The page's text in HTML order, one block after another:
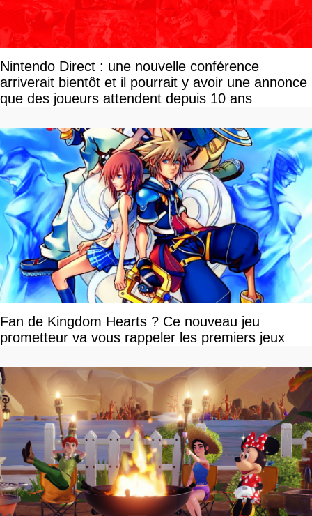
Nintendo Direct : une nouvelle conférence
arriverait bientôt et il pourrait y avoir une annonce
que des joueurs attendent depuis 10 ans
Fan de Kingdom Hearts ? Ce nouveau jeu
prometteur va vous rappeler les premiers jeux